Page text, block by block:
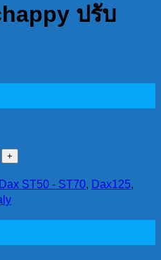
ปรับ
Dax ST50 - ST70, Dax125,